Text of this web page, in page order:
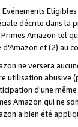
Evénements
décrite dans la
Primes Amazon tel
d'Amazon et (2) au
ne versera
utilisation abusive
d'une même
Amazon qui ne
a bien été